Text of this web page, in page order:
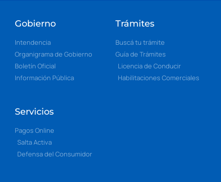
Gobierno
Intendencia
Organigrama de Gobierno
Boletín Oficial
Información Pública
Trámites
Buscá tu trámite
Guía de Trámites
Licencia de Conducir
Habilitaciones Comerciales
Servicios
Pagos Online
Salta Activa
Defensa del Consumidor